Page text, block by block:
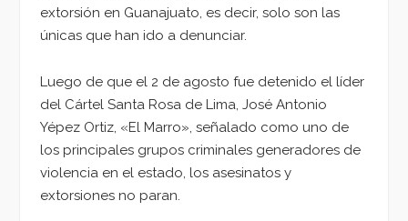
extorsión en Guanajuato, es decir, solo son las
únicas que han ido a denunciar.
Luego de que el 2 de agosto fue detenido el líder
del Cártel Santa Rosa de Lima, José Antonio
Yépez Ortiz, «El Marro», señalado como uno de
los principales grupos criminales generadores de
violencia en el estado, los asesinatos y
extorsiones no paran.